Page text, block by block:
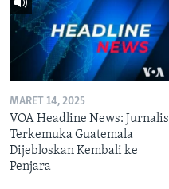
MARET 14, 2025
VOA Headline News: Jurnalis
Terkemuka Guatemala
Dijebloskan Kembali ke
Penjara